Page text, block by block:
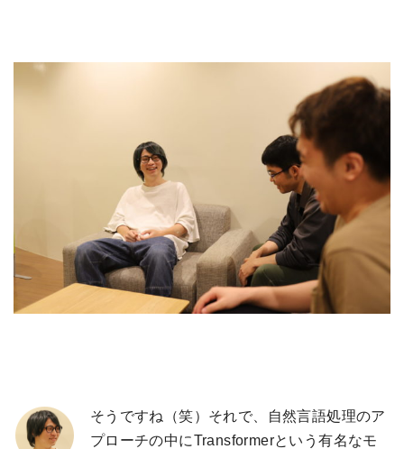
そうですね（笑）それで、自然言語処理のア
プローチの中にTransformerという有名なモ